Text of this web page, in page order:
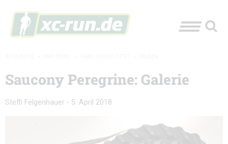
Saucony Peregrine: Galerie
Steffi Felgenhauer - 5. April 2018